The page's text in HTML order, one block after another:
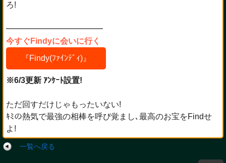
ろ!
━━━━━━━━━━━━
今すぐFindyに会いに行く
『Findy(ﾌｧｲﾝﾃﾞｨ)』
※6/3更新 ｱﾝｹｰﾄ設置!
ただ回すだけじゃもったいない!
ｷﾐの熱気で最強の相棒を呼び覚まし､最高のお宝をFindせ
よ!
一覧へ戻る